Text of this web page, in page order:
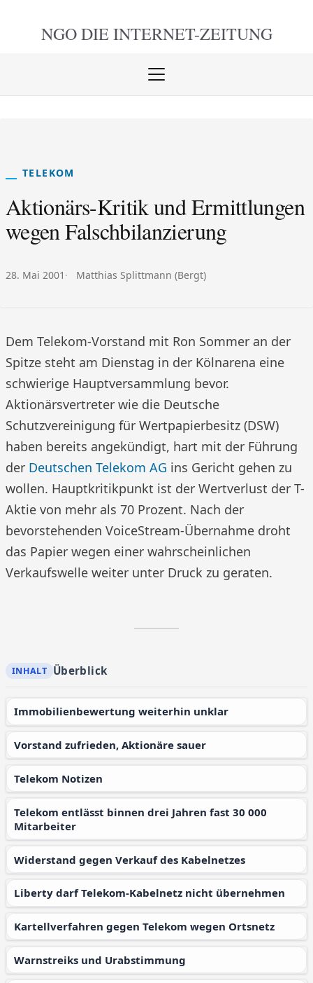
NGO DIE INTERNET-ZEITUNG
Menü
TELEKOM
Aktionärs-Kritik und Ermittlungen
wegen Falschbilanzierung
Veröffentlicht am:
28. Mai 2001 Autor:
Matthias Splittmann (Bergt)
Dem Telekom-Vorstand mit Ron Sommer an der
Spitze steht am Dienstag in der Kölnarena eine
schwierige Hauptversammlung bevor.
Aktionärsvertreter wie die Deutsche
Schutzvereinigung für Wertpapierbesitz (DSW)
haben bereits angekündigt, hart mit der Führung
der Deutschen Telekom AG ins Gericht gehen zu
wollen. Hauptkritikpunkt ist der Wertverlust der T-
Aktie von mehr als 70 Prozent. Nach der
bevorstehenden VoiceStream-Übernahme droht
das Papier wegen einer wahrscheinlichen
Verkaufswelle weiter unter Druck zu geraten.
Überblick
Immobilienbewertung weiterhin unklar
Vorstand zufrieden, Aktionäre sauer
Telekom Notizen
Telekom entlässt binnen drei Jahren fast 30 000
Mitarbeiter
Widerstand gegen Verkauf des Kabelnetzes
Liberty darf Telekom-Kabelnetz nicht übernehmen
Kartellverfahren gegen Telekom wegen Ortsnetz
Warnstreiks und Urabstimmung